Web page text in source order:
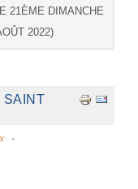
21ÈME DIMANCHE
2022)
SAINT